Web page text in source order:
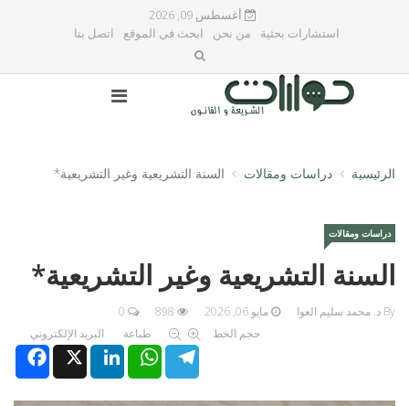
أغسطس 09, 2026
استشارات بحثية
من نحن ابحث في الموقع اتصل بنا
الرئيسية دراسات ومقالات السنة التشريعية وغير التشريعية*
دراسات ومقالات
السنة التشريعية وغير التشريعية*
By د. محمد سليم العوا مايو 06, 2026
0
حجم الخط
طباعة
البريد الإلكتروني
XLinkedInWhatsAppTelegram